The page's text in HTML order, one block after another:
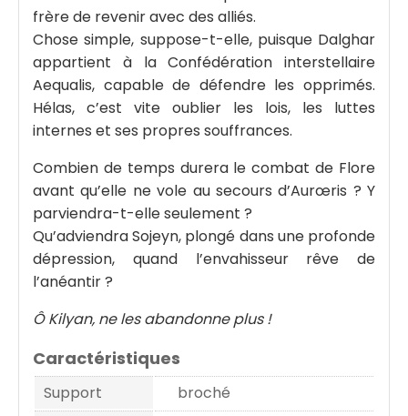
frère de revenir avec des alliés.
Chose simple, suppose-t-elle, puisque Dalghar
appartient à la Confédération interstellaire
Aequalis, capable de défendre les opprimés.
Hélas, c’est vite oublier les lois, les luttes
internes et ses propres souffrances.
Combien de temps durera le combat de Flore
avant qu’elle ne vole au secours d’Aurœris ? Y
parviendra-t-elle seulement ?
Qu’adviendra Sojeyn, plongé dans une profonde
dépression, quand l’envahisseur rêve de
l’anéantir ?
Ô Kilyan, ne les abandonne plus !
Caractéristiques
Support
broché